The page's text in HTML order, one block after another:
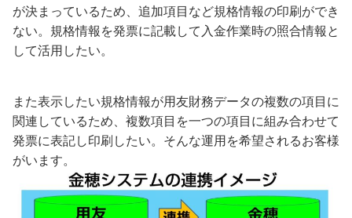
が決まっているため、追加項目など規格情報の印刷ができ
ない。規格情報を発票に記載して入金作業時の照合情報と
して活用したい。
また表示したい規格情報が用友財務データの複数の項目に
関連しているため、複数項目を一つの項目に組み合わせて
発票に表記し印刷したい。そんな運用を希望されるお客様
がいます。